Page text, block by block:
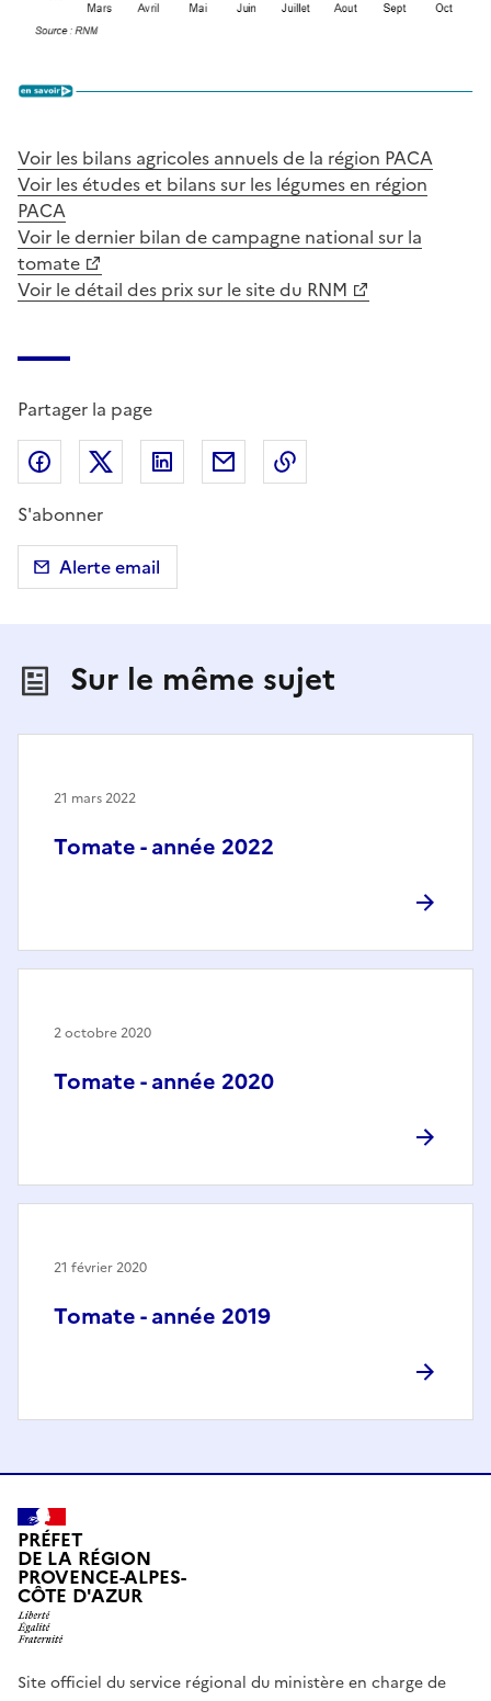
Voir les bilans agricoles annuels de la région PACA
Voir les études et bilans sur les légumes en région
PACA
Voir le dernier bilan de campagne national sur la
tomate
Voir le détail des prix sur le site du RNM
Partager la page
Partager sur Facebook
Partager sur X (anciennement Twitter)
Partager sur LinkedIn
Partager par email
S'abonner
Alerte email
Sur le même sujet
Tomate - année 2022
21 mars 2022
Tomate - année 2020
2 octobre 2020
Tomate - année 2019
21 février 2020
PRÉFET
DE LA RÉGION
PROVENCE-ALPES-
CÔTE D'AZUR
Site officiel du service régional du ministère en charge de